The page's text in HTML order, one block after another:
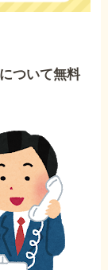
ついて無料